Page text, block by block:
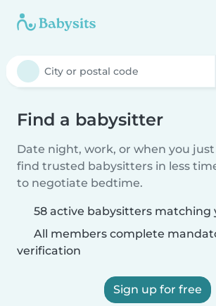
Find a babysitter
Date night, work, or when you
find trusted babysitters in less
to negotiate bedtime.
58 active babysitters matching
All members complete
verification
Sign up for free